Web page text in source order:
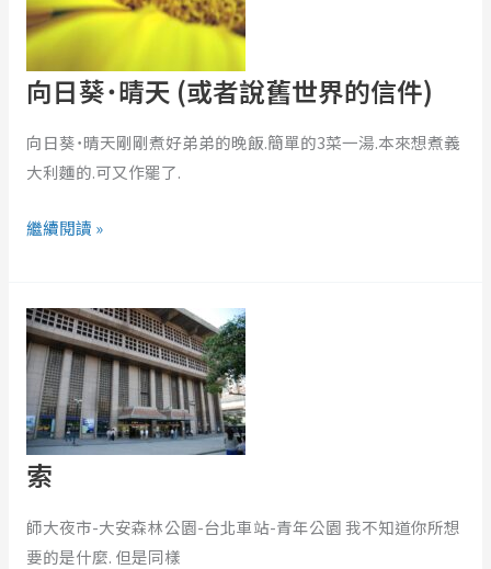
向日葵˙晴天 (或者說舊世界的信件)
向日葵˙晴天剛剛煮好弟弟的晚飯.簡單的3菜一湯.本來想煮義
大利麵的.可又作罷了.
晴
天
(或
者
說
舊
界
件)
繼續閱讀 »
索
師大夜市-大安森林公園-台北車站-青年公園 我不知道你所想
要的是什麼. 但是同樣